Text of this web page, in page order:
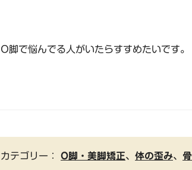
O脚で悩んでる人がいたらすすめたいです。
カテゴリー： O脚・美脚矯正、 体の歪み、